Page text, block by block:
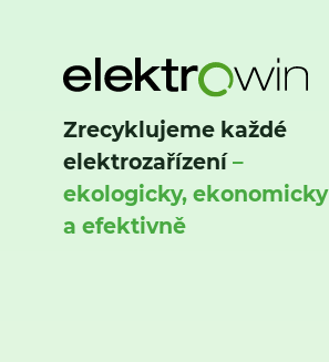
Zrecyklujeme každé
elektrozařízení–
ekologicky, ekonomicky
a efektivně